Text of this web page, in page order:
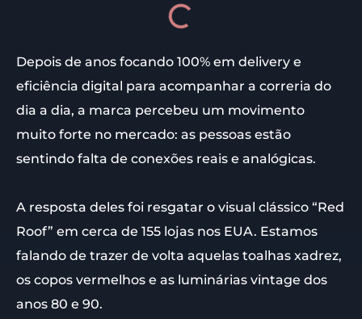
Depois de anos focando 100% em delivery e
eficiência digital para acompanhar a correria do
dia a dia, a marca percebeu um movimento
muito forte no mercado: as pessoas estão
sentindo falta de conexões reais e analógicas.
A resposta deles foi resgatar o visual clássico “Red
Roof” em cerca de 155 lojas nos EUA. Estamos
falando de trazer de volta aquelas toalhas xadrez,
os copos vermelhos e as luminárias vintage dos
anos 80 e 90.